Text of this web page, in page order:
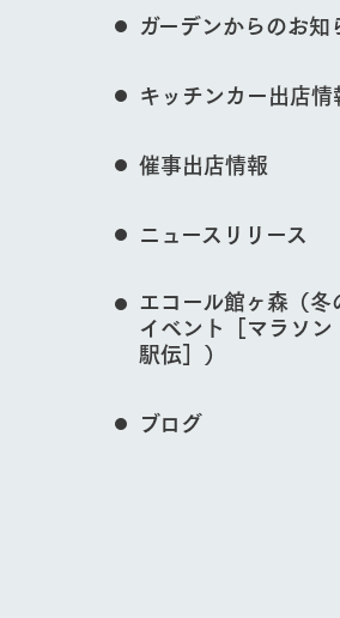
団体のお客様へ
ペットをお連れのお客様へ
営業時間・料金
ガーデンからのお知
キッチンカー出店情
催事出店情報
ニュースリリース
エコール館ヶ森（冬
イベント［マラソン
駅伝］）
ブログ